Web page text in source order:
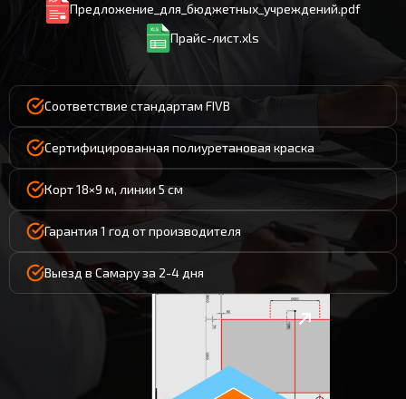
Предложение_для_бюджетных_учреждений.pdf
Прайс-лист.xls
Соответствие стандартам FIVB
Сертифицированная полиуретановая краска
Корт 18×9 м, линии 5 см
Гарантия 1 год от производителя
Выезд в Самару за 2-4 дня